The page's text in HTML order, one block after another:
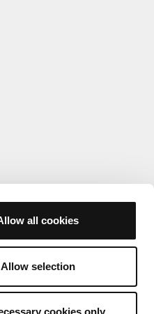
all cookies
Allow selection
cookies only